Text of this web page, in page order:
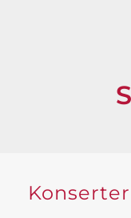
Konserter